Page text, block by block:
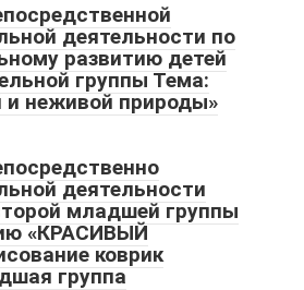
деятельности по
развитию детей
группы Тема:
неживой природы»
деятельности
младшей группы
«КРАСИВЫЙ
коврик
группа